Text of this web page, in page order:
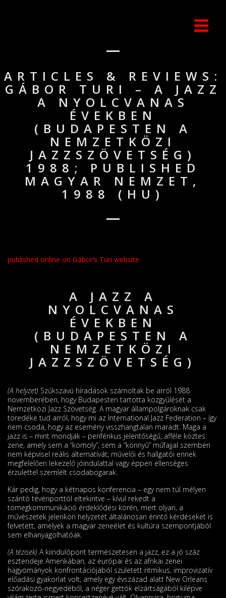
ARTICLES & REVIEWS:
GÁBOR TURI – A JAZZ
A NYOLCVANAS
ÉVEKBEN
(BUDAPESTEN A
NEMZETKÖZI
JAZZSZÖVETSÉG)
1988; PUBLISHED
MAGYAR NEMZET,
1988 (HU)
published online on Gábor’s Turi website
A JAZZ A
NYOLCVANAS
ÉVEKBEN
(BUDAPESTEN A
NEMZETKÖZI
JAZZSZÖVETSÉG)
(A helyzet) Szűkszavú híradások számoltak be arról 1988
novemberében, hogy Budapes­ten tartotta közgyűlését a
Nemzetközi Jazz Szövetség. A magyar állampolgároknak csak
töredéke tud arról, hogy mi az International Jazz Federation – így
nem csoda, hogy az esemény vissz­hangtalan maradt. Maga a
jazz is – mint mondják – periférikus jelentőségű, afféle köztes
zene, amely sem a “komoly”, sem a “könnyű” műfajjal szemben
nem képvisel reális alternatívát; művelői és hallgatói ennek
megfelelően lekezelő jóindulattal vagy éppen ellenséges
érzülettel szemlélt csodabogarak.
Kár pedig, hogy a kétnapos konferencia – egy nem túl mélyen
szántó tévériporttól eltekintve – kívül rekedt a
tömegkommunikáció érdeklődési körén, mert olyan, a
művészetek jelenkori helyzetét általánosan érintő kérdéseket is
felvetett, amelyek a magyar zeneélet és kultúra szempontjából
sem elhanyagolhatóak.
(A tézisek) A kiindulópont természetesen a jazz, ez a jó száz
esztendeje Amerikában, az európai és az afrikai zenei
hagyományok konfrontációjából született ritmikus, improvizatív
előadási gyakorlat volt, amely egy évszázad alatt New Orleans
szórakozó-negyedéből, a néger gettók elzártságából kilépve